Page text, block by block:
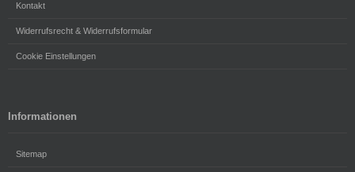
Kontakt
Widerrufsrecht & Widerrufsformular
Cookie Einstellungen
Informationen
Sitemap